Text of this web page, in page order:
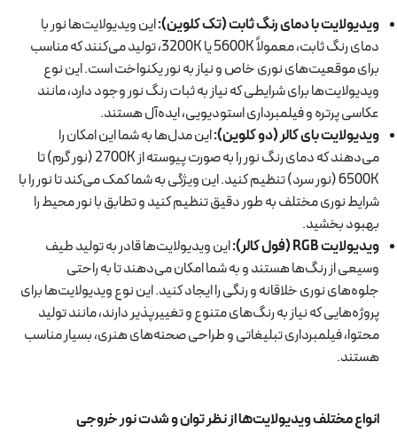
ویدیولایت با دمای رنگ ثابت (تک کلوین):این ویدیولایت‌ها نور با
دمای رنگ ثابت، معمولاً 5600K یا 3200K، تولید می‌کنند که مناسب
برای موقعیت‌های نوری خاص و نیاز به نور یکنواخت است. این نوع
ویدیولایت‌ها برای شرایطی که نیاز به ثبات رنگ نور وجود دارد، مانند
عکاسی پرتره و فیلمبرداری استودیویی، ایده‌آل هستند.
ویدیولایت بای کالر (دو کلوین):این مدل‌ها به شما این امکان را
می‌دهند که دمای رنگ نور را به صورت پیوسته از 2700K (نور گرم) تا
6500K (نور سرد) تنظیم کنید. این ویژگی به شما کمک می‌کند تا نور را با
شرایط نوری مختلف به طور دقیق تنظیم کنید و تطابق با نور محیط را
بهبود بخشید.
ویدیولایت
فول کالر):این ویدیولایت‌ها قادر به تولید طیف
وسیعی از رنگ‌ها هستند و به شما امکان می‌دهند تا به راحتی
جلوه‌های نوری خلاقانه و رنگی را ایجاد کنید. این نوع ویدیولایت‌ها برای
پروژه‌هایی که نیاز به رنگ‌های متنوع و تغییرپذیر دارند، مانند تولید
محتوا، فیلمبرداری تبلیغاتی و طراحی صحنه‌های هنری، بسیار مناسب
هستند.
انواع مختلف ویدیولایت‌ها از نظر توان و شدت نور خروجی